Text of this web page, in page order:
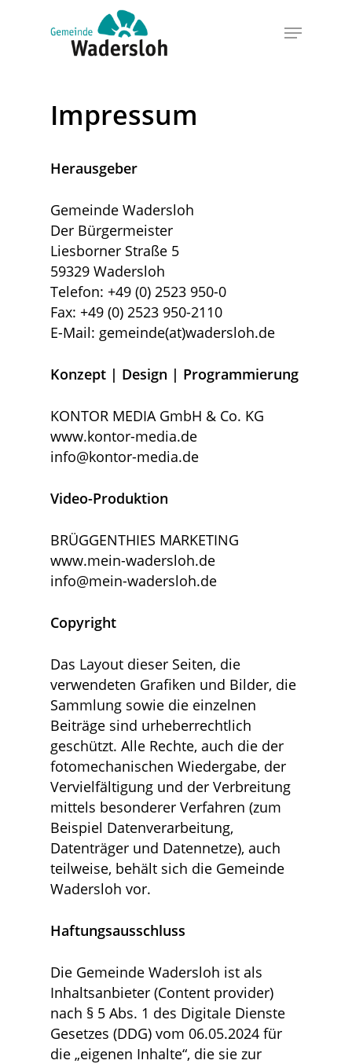
Menu
Impressum
Herausgeber
Gemeinde Wadersloh
Der Bürgermeister
Liesborner Straße 5
59329 Wadersloh
Telefon: +49 (0) 2523 950-0
Fax: +49 (0) 2523 950-2110
E-Mail: gemeinde(at)wadersloh.de
Konzept | Design | Programmierung
KONTOR MEDIA GmbH & Co. KG
www.kontor-media.de
info@kontor-media.de
Video-Produktion
BRÜGGENTHIES MARKETING
www.mein-wadersloh.de
info@mein-wadersloh.de
Copyright
Das Layout dieser Seiten, die
verwendeten Grafiken und Bilder, die
Sammlung sowie die einzelnen
Beiträge sind urheberrechtlich
geschützt. Alle Rechte, auch die der
fotomechanischen Wiedergabe, der
Vervielfältigung und der Verbreitung
mittels besonderer Verfahren (zum
Beispiel Datenverarbeitung,
Datenträger und Datennetze), auch
teilweise, behält sich die Gemeinde
Wadersloh vor.
Haftungsausschluss
Die Gemeinde Wadersloh ist als
Inhaltsanbieter (Content provider)
nach § 5 Abs. 1 des Digitale Dienste
Gesetzes (DDG) vom 06.05.2024 für
die „eigenen Inhalte“, die sie zur